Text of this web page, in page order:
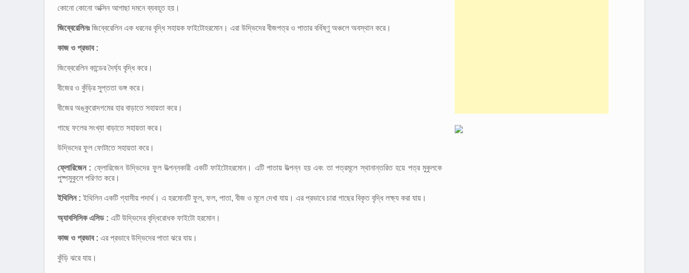
কোনো কোনো অক্সিন আগাছা দমনে ব্যবহূত হয়।
জিব্বেরেলিনঃজিব্বেরেলিন এক ধরনের বৃদ্ধি সহায়ক ফাইটোহরমোন। এরা উদ্ভিদের বীজপত্র ও পাতার বর্ধিষ্ণু অঞ্চলে অবস্থান করে।
কাজ ও প্রভাব :
জিব্বেরেলিন কান্ডের দৈর্ঘ্য বৃদ্ধি করে।
বীজের ও কুঁড়ির সুপ্ততা ভঙ্গ করে।
বীজের অঙ্কুরোদগমের হার বাড়াতে সহায়তা করে।
গাছে ফলের সংখ্যা বাড়াতে সহায়তা করে।
উদ্ভিদের ফুল ফোটাতে সহায়তা করে।
ফ্লোরিজেন : ফ্লোরিজেন উদ্ভিদের ফুল উত্পন্নকারী একটি ফাইটোহরমোন। এটি পাতায় উত্পন্ন হয় এবং তা পত্রমূলে স্থানান্তরিত হয়ে পত্র মুকুলকে
পুষ্পমুকুলে পরিণত করে।
ইথিলিন : ইথিলিন একটি গ্যাসীয় পদার্থ। এ হরমোনটি ফুল, ফল, পাতা, বীজ ও মূলে দেখা যায়। এর প্রভাবে চারা গাছের বিকৃত বৃদ্ধি লক্ষ্য করা যায়।
অ্যাবসিসিক এসিড : এটি উদ্ভিদের বৃদ্ধিরোধক ফাইটো হরমোন।
কাজ ও প্রভাব : এর প্রভাবে উদ্ভিদের পাতা ঝরে যায়।
কুঁড়ি ঝরে যায়।